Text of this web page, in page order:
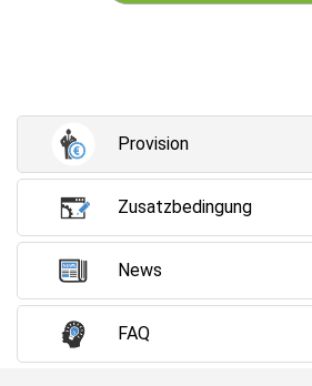
Provision
Zusatzbedingung
News
FAQ